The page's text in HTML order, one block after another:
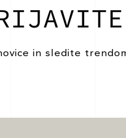
in sledite